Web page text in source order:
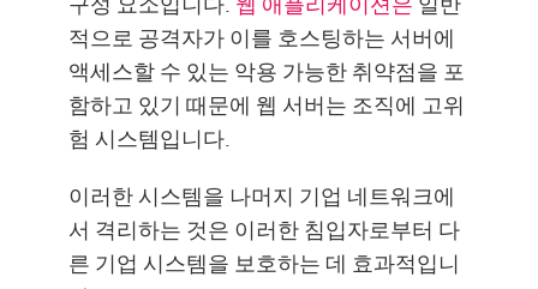
적으로 공격자가 이를 호스팅하는 서버에
액세스할 수 있는 악용 가능한 취약점을 포
함하고 있기 때문에 웹 서버는 조직에 고위
험 시스템입니다.
이러한 시스템을 나머지 기업 네트워크에
서 격리하는 것은 이러한 침입자로부터 다
른 기업 시스템을 보호하는 데 효과적입니